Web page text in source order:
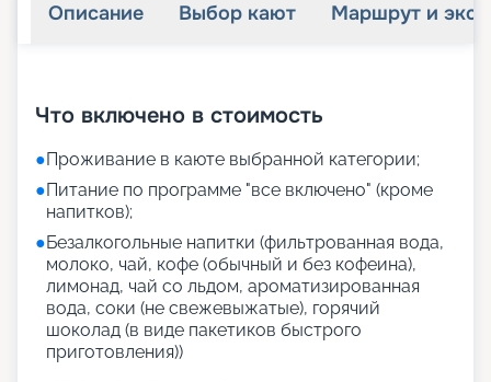
Описание Выбор кают Маршрут и
Что включено в стоимость
●Проживание в каюте выбранной категории;
●Питание по программе "все включено" (кроме
напитков);
●Безалкогольные напитки (фильтрованная вода,
молоко, чай, кофе (обычный и без кофеина),
лимонад, чай со льдом, ароматизированная
вода, соки (не свежевыжатые), горячий
шоколад (в виде пакетиков быстрого
приготовления))